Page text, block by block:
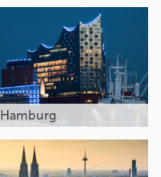
Hamburg